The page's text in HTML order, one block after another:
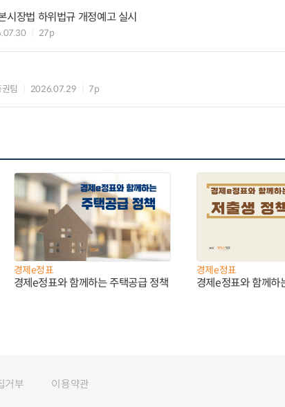
시장법 하위법규 개정예고 실시
27p
팀 2026.07.29 7p
경제e정표
경제e정표와 함께하는 주택공급 정책
경제e정표
경제e정표와 함께하
거부 이용약관